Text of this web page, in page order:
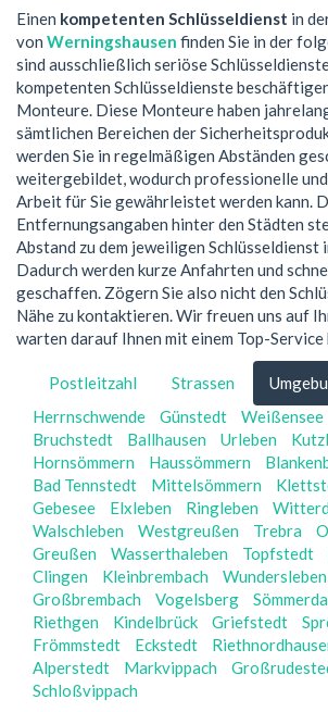
Einen kompetenten Schlüsseldienst in
von Werningshausen finden Sie in der
sind ausschließlich seriöse
kompetenten Schlüsseldienste
Monteure. Diese Monteure haben
sämtlichen Bereichen der
werden Sie in regelmäßigen Abständen
weitergebildet, wodurch professionelle
Arbeit für Sie gewährleistet werden kann.
Entfernungsangaben hinter den Städten
Abstand zu dem jeweiligen Schlüsseldienst
Dadurch werden kurze Anfahrten und
geschaffen. Zögern Sie also nicht den
Nähe zu kontaktieren. Wir freuen uns auf
warten darauf Ihnen mit einem Top-
Postleitzahl Strassen
Herrnschwende
Günstedt Weißensee
Bruchstedt
Ballhausen Urleben
Hornsömmern
Haussömmern
Bad Tennstedt
Mittelsömmern
Gebesee
Elxleben Ringleben
Walschleben
Westgreußen Trebra
Greußen
Wasserthaleben Topfstedt
Clingen
Kleinbrembach
Wundersleben
Großbrembach
Vogelsberg Sömmerda
Riethgen
Kindelbrück Griefstedt
Frömmstedt
Eckstedt
Alperstedt
Markvippach
Schloßvippach